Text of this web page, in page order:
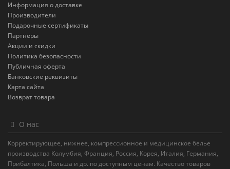
Информация о доставке
Производители
Подарочные сертификаты
Партнёры
Акции и скидки
Политика безопасности
Публичная оферта
Банковские реквизиты
Карта сайта
Возврат товара
О нас
Корректирующее, нижнее, компрессионное и медицинское белье
производства Колумбия, Франция, Россия, Корея, Италия, Германия,
Прибалтика, Польша и др. по доступным ценам. Качество товаров